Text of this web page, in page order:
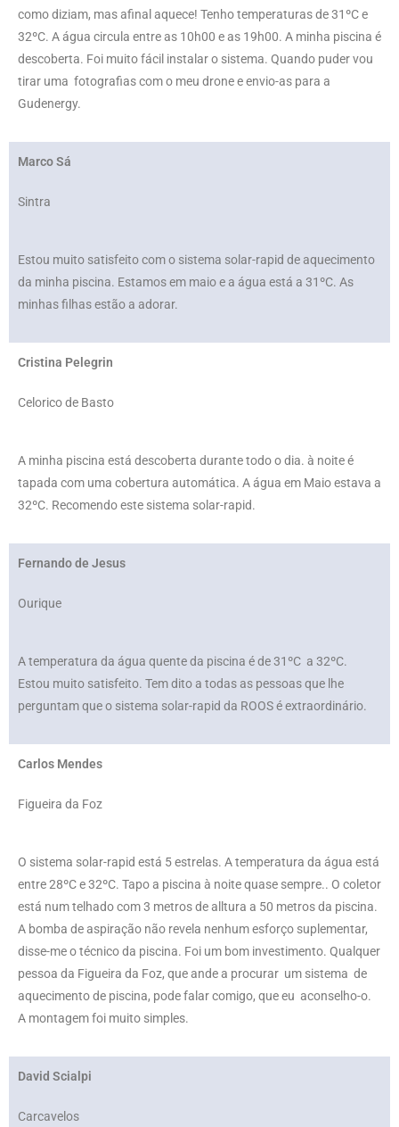
como diziam, mas afinal aquece! Tenho temperaturas de 31ºC e
32ºC. A água circula entre as 10h00 e as 19h00. A minha piscina é
descoberta. Foi muito fácil instalar o sistema. Quando puder vou
tirar uma fotografias com o meu drone e envio-as para a
Gudenergy.
Marco Sá
Sintra
Estou muito satisfeito com o sistema solar-rapid de aquecimento
da minha piscina. Estamos em maio e a água está a 31ºC. As
minhas filhas estão a adorar.
Cristina Pelegrin
Celorico de Basto
A minha piscina está descoberta durante todo o dia. à noite é
tapada com uma cobertura automática. A água em Maio estava a
32ºC. Recomendo este sistema solar-rapid.
Fernando de Jesus
Ourique
A temperatura da água quente da piscina é de 31ºC a 32ºC.
Estou muito satisfeito. Tem dito a todas as pessoas que lhe
perguntam que o sistema solar-rapid da ROOS é extraordinário.
Carlos Mendes
Figueira da Foz
O sistema solar-rapid está 5 estrelas. A temperatura da água está
entre 28ºC e 32ºC. Tapo a piscina à noite quase sempre.. O coletor
está num telhado com 3 metros de alltura a 50 metros da piscina.
A bomba de aspiração não revela nenhum esforço suplementar,
disse-me o técnico da piscina. Foi um bom investimento. Qualquer
pessoa da Figueira da Foz, que ande a procurar um sistema de
aquecimento de piscina, pode falar comigo, que eu aconselho-o.
A montagem foi muito simples.
David Scialpi
Carcavelos